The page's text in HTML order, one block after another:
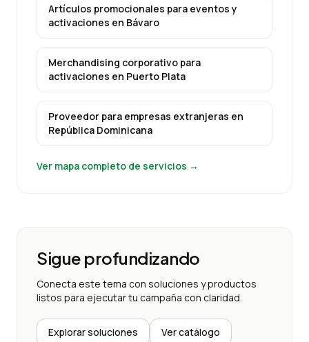
Artículos promocionales para eventos y
activaciones en Bávaro
Merchandising corporativo para
activaciones en Puerto Plata
Proveedor para empresas extranjeras en
República Dominicana
Ver mapa completo de servicios →
Sigue profundizando
Conecta este tema con soluciones y productos
listos para ejecutar tu campaña con claridad.
Explorar soluciones Ver catálogo